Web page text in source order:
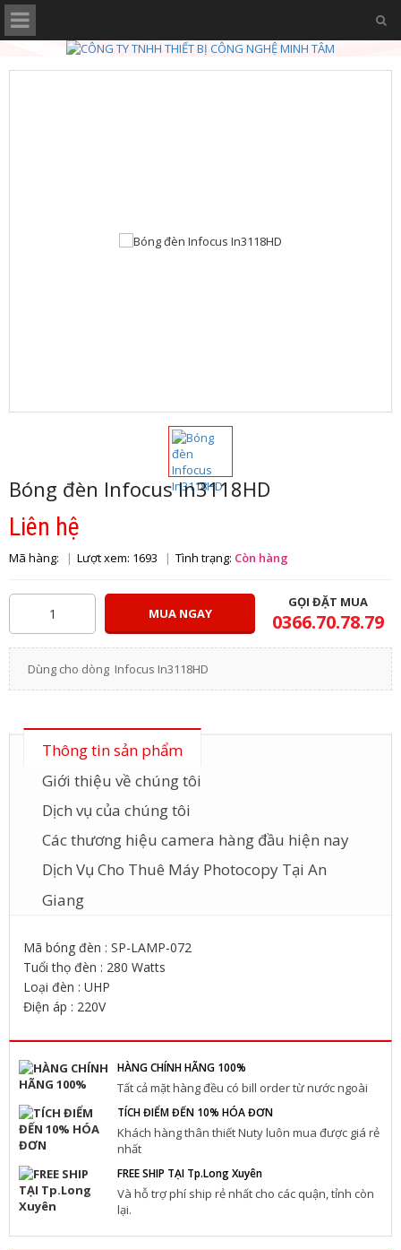
Bóng đèn Infocus In3118HD
Liên hệ
Mã hàng: Lượt xem: 1693 Tình trạng: Còn hàng
MUA NGAY
GỌI ĐẶT MUA
0366.70.78.79
Dùng cho dòng Infocus In3118HD
Thông tin sản phẩm
Giới thiệu về chúng tôi
Dịch vụ của chúng tôi
Các thương hiệu camera hàng đầu hiện nay
Dịch Vụ Cho Thuê Máy Photocopy Tại An
Giang
Mã bóng đèn : SP-LAMP-072
Tuổi thọ đèn : 280 Watts
Loại đèn : UHP
Điện áp : 220V
HÀNG CHÍNH HÃNG 100%
Tất cả mặt hàng đều có bill order từ nước ngoài
TÍCH ĐIỂM ĐẾN 10% HÓA ĐƠN
Khách hàng thân thiết Nuty luôn mua được giá rẻ
nhất
FREE SHIP TẠI Tp.Long Xuyên
Và hỗ trợ phí ship rẻ nhất cho các quận, tỉnh còn
lại.